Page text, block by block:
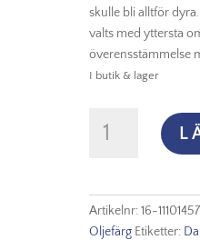
skulle bli alltför
valts med yttersta
överensstämmelse
I butik & lager
Artikelnr:16-
Oljefärg Etiketter: